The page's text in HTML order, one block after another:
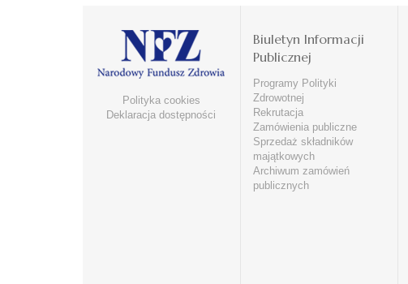
Polityka cookies
Deklaracja dostępności
Biuletyn Informacji
Publicznej
Programy Polityki
Zdrowotnej
Rekrutacja
Zamówienia publiczne
Sprzedaż składników
majątkowych
Archiwum zamówień
publicznych